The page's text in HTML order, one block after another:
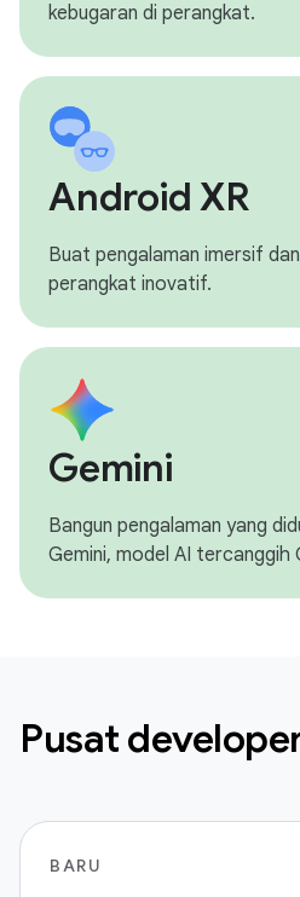
kebugaran di perangkat.
Android XR
Buat pengalaman imersif
perangkat inovatif.
Gemini
Bangun pengalaman yang
Gemini, model AI tercanggih
Pusat
BARU